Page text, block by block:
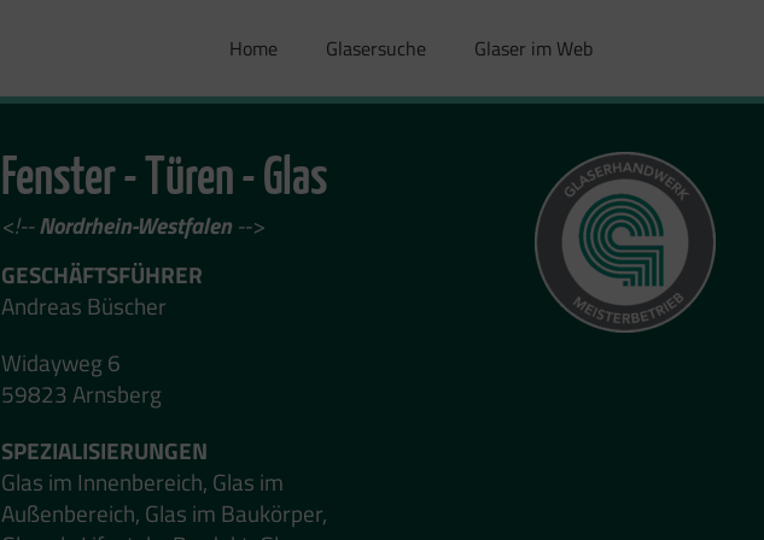
Home Glasersuche Glaser im Web
Fenster - Türen - Glas
<!--Nordrhein-Westfalen -->
GESCHÄFTSFÜHRER
Andreas Büscher
Widayweg 6
59823 Arnsberg
SPEZIALISIERUNGEN
Glas im Innenbereich, Glas im
Außenbereich, Glas im Baukörper,